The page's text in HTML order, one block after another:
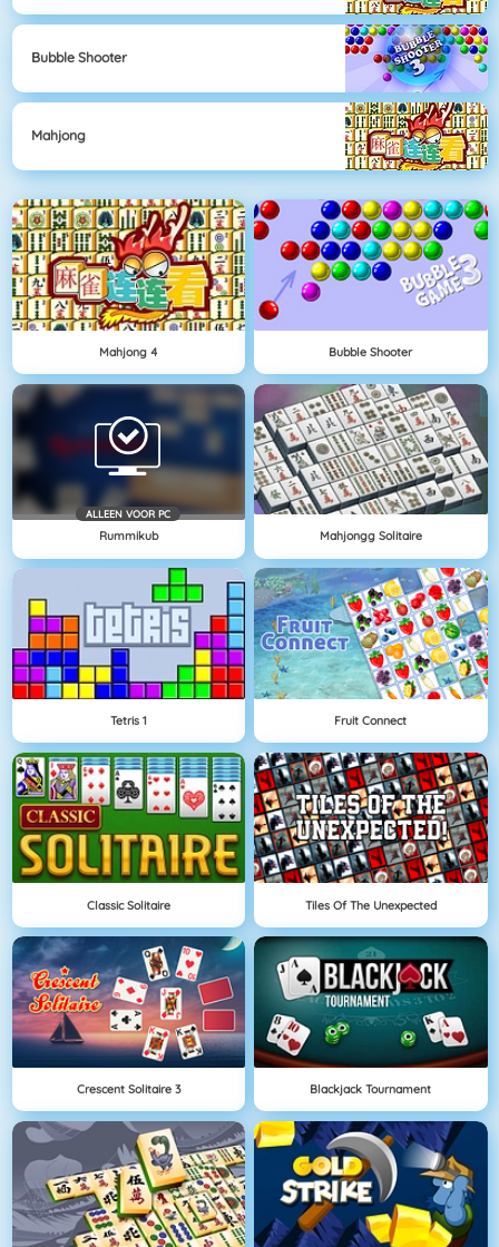
Bubble Shooter
Mahjong
Mahjong 4 Bubble Shooter
ALLEEN VOOR PC
Rummikub Mahjongg Solitaire
Tetris 1 Fruit Connect
Classic Solitaire Tiles Of The Unexpected
Crescent Solitaire 3 Blackjack Tournament